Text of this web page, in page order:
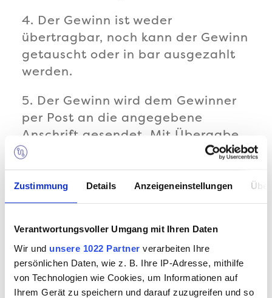
Zustimmung Details Anzeigeneinstellungen
Verantwortungsvoller Umgang mit Ihren Daten
Wir und unsere 1022 Partner verarbeiten Ihre
persönlichen Daten, wie z. B. Ihre IP-Adresse, mithilfe
von Technologien wie Cookies, um Informationen auf
Ihrem Gerät zu speichern und darauf zuzugreifen und so
4. Der Gewinn ist weder
übertragbar, noch kann der Gewinn
getauscht oder in bar ausgezahlt
werden.
5. Der Gewinn wird dem Gewinner
per Post an die angegebene
Anschrift gesendet. Mit Übergabe
des Gewinns an eine
Transportperson geht die Gefahr
auf den Gewinner über. Für
Lieferschäden sind wir nicht
4. Ausschluss
1. Ein Verstoß gegen diese
Teilnahmebedingungen berechtigt